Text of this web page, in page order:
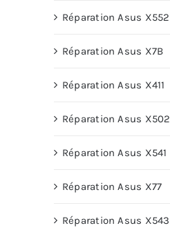
Réparation Asus X552
Réparation Asus X7B
Réparation Asus X411
Réparation Asus X502
Réparation Asus X541
Réparation Asus X77
Réparation Asus X543